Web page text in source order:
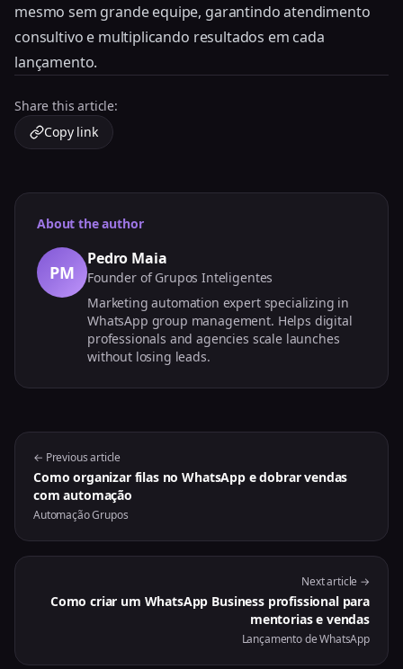
mesmo sem grande equipe, garantindo atendimento
consultivo e multiplicando resultados em cada
lançamento.
Share this article:
Copy link
About the author
PM
Pedro Maia
Founder of Grupos Inteligentes
Marketing automation expert specializing in
WhatsApp group management. Helps digital
professionals and agencies scale launches
without losing leads.
← Previous article
Como organizar filas no WhatsApp e dobrar vendas
com automação
Automação Grupos
Next article →
Como criar um WhatsApp Business profissional para
mentorias e vendas
Lançamento de WhatsApp